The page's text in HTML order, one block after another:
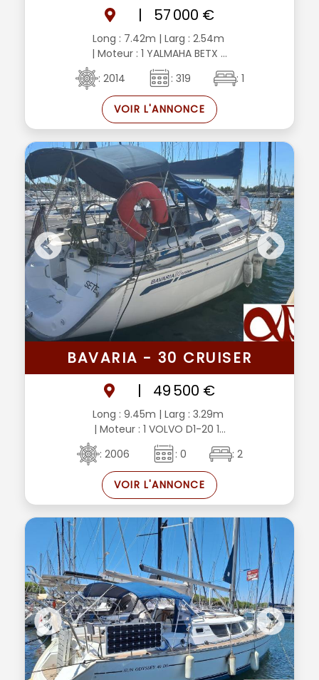
|
57 000 €
Long : 7.42m | Larg : 2.54m
| Moteur : 1 YALMAHA BETX ...
: 2014
: 319 : 1
VOIR L'ANNONCE
BAVARIA - 30 CRUISER
|
49 500 €
Long : 9.45m | Larg : 3.29m
| Moteur : 1 VOLVO D1-20 1...
: 2006
: 0 : 2
VOIR L'ANNONCE